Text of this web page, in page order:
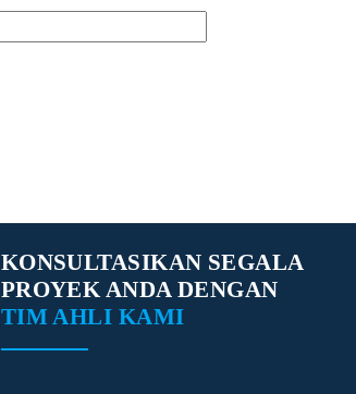
KONSULTASIKAN SEGALA
PROYEK ANDA DENGAN
TIM AHLI KAMI